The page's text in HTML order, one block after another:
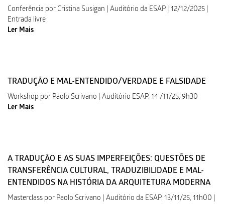
Conferência por Cristina Susigan | Auditório da ESAP | 12/12/2025 |
Entrada livre
Ler Mais
TRADUÇÃO E MAL-ENTENDIDO/VERDADE E FALSIDADE
Workshop por Paolo Scrivano | Auditório ESAP, 14 /11/25, 9h30
Ler Mais
A TRADUÇÃO E AS SUAS IMPERFEIÇÕES: QUESTÕES DE
TRANSFERÊNCIA CULTURAL, TRADUZIBILIDADE E MAL-
ENTENDIDOS NA HISTÓRIA DA ARQUITETURA MODERNA
Masterclass por Paolo Scrivano | Auditório da ESAP, 13/11/25, 11h00 |